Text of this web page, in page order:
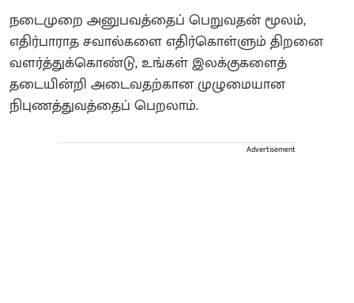
நடைமுறை அனுபவத்தைப் பெறுவதன் மூலம்,
எதிர்பாராத சவால்களை எதிர்கொள்ளும் திறனை
வளர்த்துக்கொண்டு, உங்கள் இலக்குகளைத்
தடையின்றி அடைவதற்கான முழுமையான
நிபுணத்துவத்தைப் பெறலாம்.
Advertisement